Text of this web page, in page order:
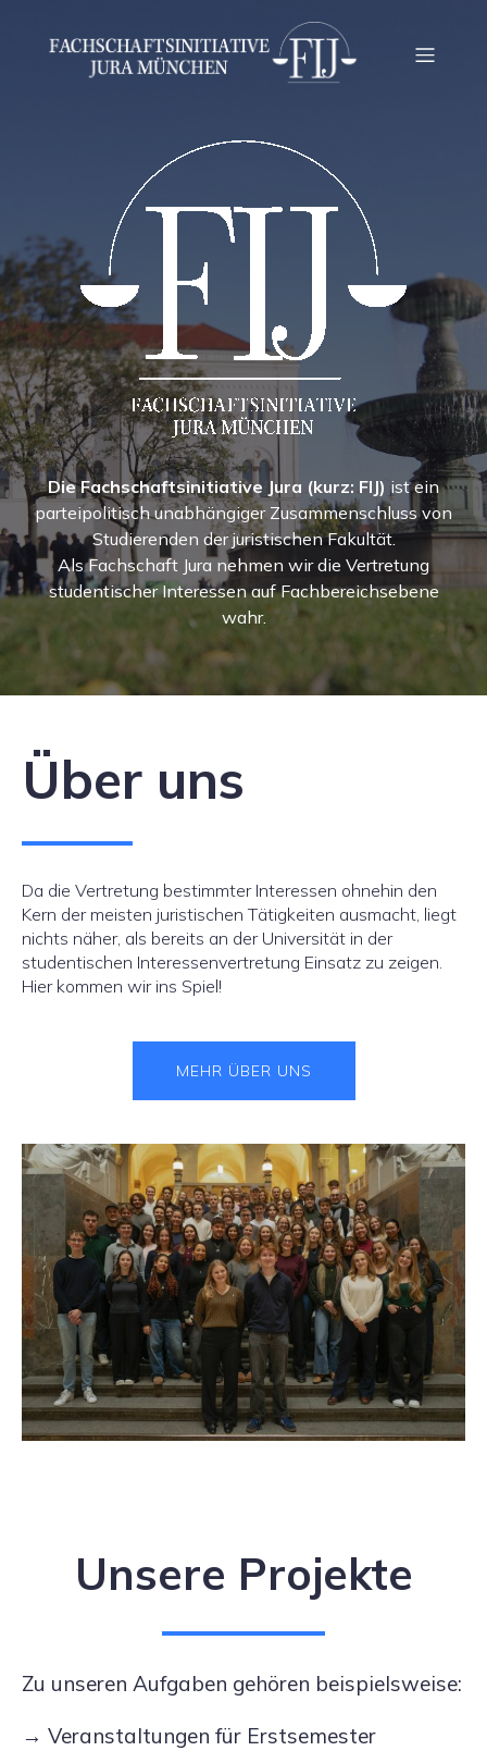
Die Fachschaftsinitiative Jura (kurz: FIJ) ist ein
parteipolitisch unabhängiger Zusammenschluss von
Studierenden der juristischen Fakultät.
Als Fachschaft Jura nehmen wir die Vertretung
studentischer Interessen auf Fachbereichsebene
wahr.
Über uns
Da die Vertretung bestimmter Interessen ohnehin den
Kern der meisten juristischen Tätigkeiten ausmacht, liegt
nichts näher, als bereits an der Universität in der
studentischen Interessenvertretung Einsatz zu zeigen.
Hier kommen wir ins Spiel!
MEHR ÜBER UNS
Unsere Projekte
Zu unseren Aufgaben gehören beispielsweise:
→ Veranstaltungen für Erstsemester